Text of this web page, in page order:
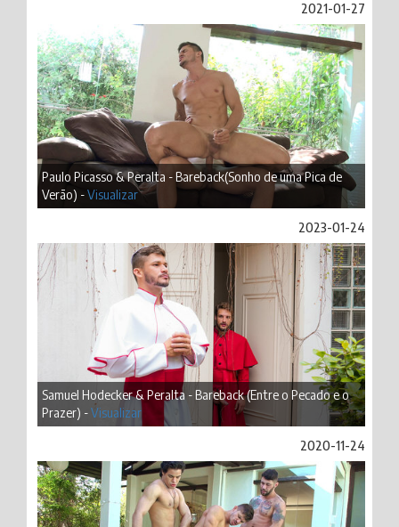
2021-01-27
Paulo Picasso & Peralta - Bareback(Sonho de uma Pica de
Verão) -Visualizar
2023-01-24
Samuel Hodecker & Peralta - Bareback (Entre o Pecado e o
Prazer) -Visualizar
2020-11-24